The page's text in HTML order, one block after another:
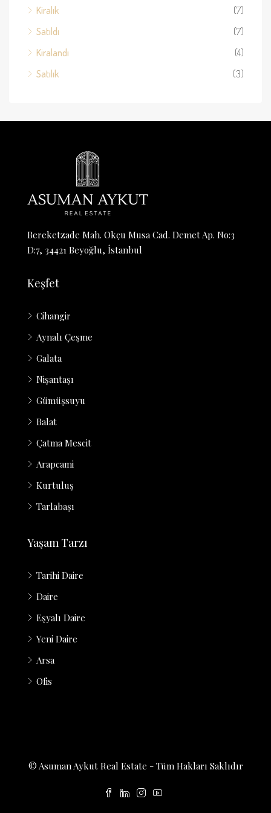
Kiralık
(7)
Satıldı
(7)
Kiralandı
(4)
Satılık
(3)
Bereketzade Mah. Okçu Musa Cad. Demet Ap. No:3
D:7, 34421 Beyoğlu, İstanbul
Keşfet
Cihangir
Aynalı Çeşme
Galata
Nişantaşı
Gümüşsuyu
Balat
Çatma Mescit
Arapcami
Kurtuluş
Tarlabaşı
Yaşam Tarzı
Tarihi Daire
Daire
Eşyalı Daire
Yeni Daire
Arsa
Ofis
© Asuman Aykut Real Estate - Tüm Hakları Saklıdır